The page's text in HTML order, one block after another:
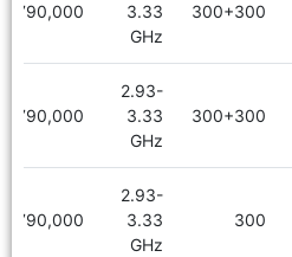
300+300
3.33
GHz
2,790,000
300+300
2.93-
3.33
GHz
2,790,000
300
2.93-
3.33
GHz
2,790,000